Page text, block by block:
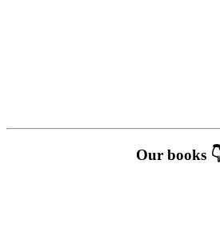
Our books